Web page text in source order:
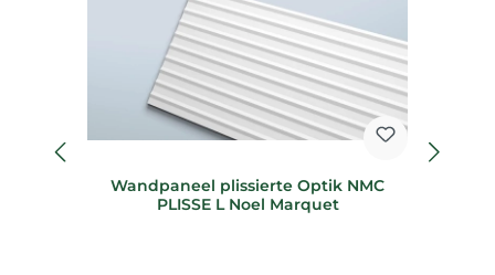
Wandpaneel plissierte Optik NMC
PLISSE L Noel Marquet